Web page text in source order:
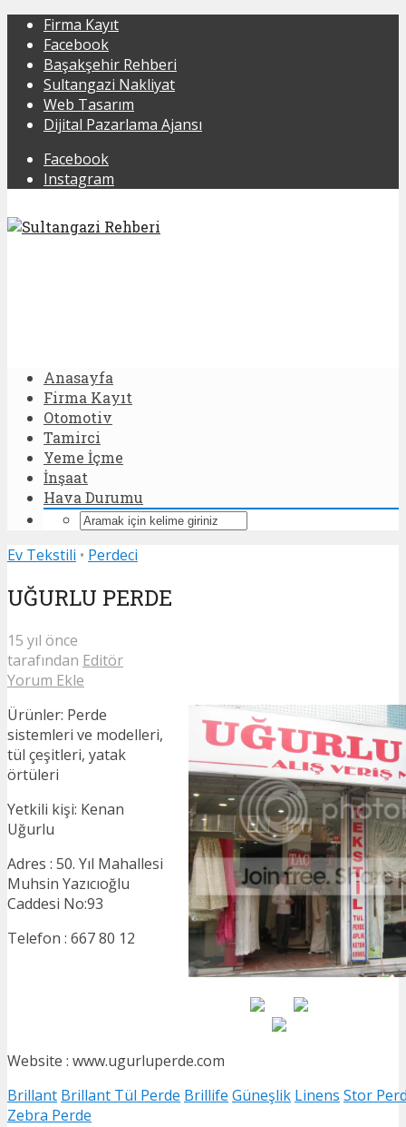
Firma Kayıt
Facebook
Başakşehir Rehberi
Sultangazi Nakliyat
Web Tasarım
Dijital Pazarlama Ajansı
Facebook
Instagram
Anasayfa
Firma Kayıt
Otomotiv
Tamirci
Yeme İçme
İnşaat
Hava Durumu
Ev Tekstili • Perdeci
UĞURLU PERDE
15 yıl önce
tarafından Editör
Yorum Ekle
Ürünler: Perde
sistemleri ve modelleri,
tül çeşitleri, yatak
örtüleri
Yetkili kişi: Kenan
Uğurlu
Adres : 50. Yıl Mahallesi
Muhsin Yazıcıoğlu
Caddesi No:93
Telefon : 667 80 12
Website : www.ugurluperde.com
Brillant Brillant Tül Perde Brillife Güneşlik Linens Stor
Zebra Perde